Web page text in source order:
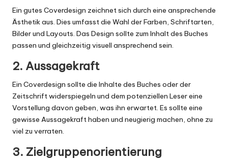
Ein gutes Coverdesign zeichnet sich durch eine ansprechende
Ästhetik aus. Dies umfasst die Wahl der Farben, Schriftarten,
Bilder und Layouts. Das Design sollte zum Inhalt des Buches
passen und gleichzeitig visuell ansprechend sein.
2. Aussagekraft
Ein Coverdesign sollte die Inhalte des Buches oder der
Zeitschrift widerspiegeln und dem potenziellen Leser eine
Vorstellung davon geben, was ihn erwartet. Es sollte eine
gewisse Aussagekraft haben und neugierig machen, ohne zu
viel zu verraten.
3. Zielgruppenorientierung